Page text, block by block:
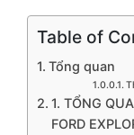
Table of
Tổng quan
1. TỔNG
FORD